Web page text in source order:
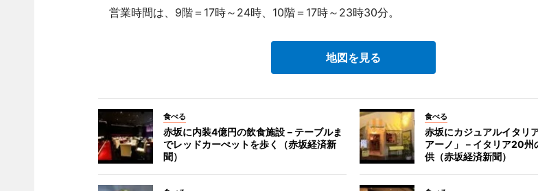
営業時間は、9階＝17時～24時、10階＝17時～23時30分。
地図を見る
食べる
赤坂に内装4億円の飲食施設－テーブルま
でレッドカーぺットを歩く（赤坂経済新
聞）
食べる
赤坂にカジュアルイタリ
アーノ」－イタリア20州
供（赤坂経済新聞）